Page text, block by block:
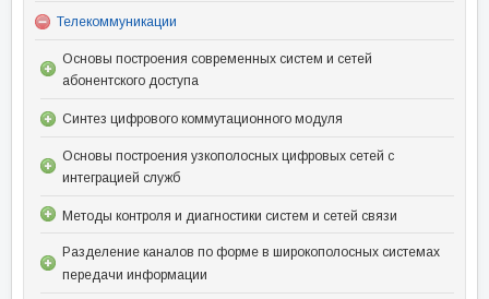
Телекоммуникации
Основы построения современных систем и сетей
абонентского доступа
Синтез цифрового коммутационного модуля
Основы построения узкополосных цифровых сетей с
интеграцией служб
Методы контроля и диагностики систем и сетей связи
Разделение каналов по форме в широкополосных системах
передачи информации